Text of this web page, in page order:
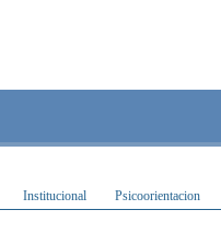
Institucional Psicoorientacion